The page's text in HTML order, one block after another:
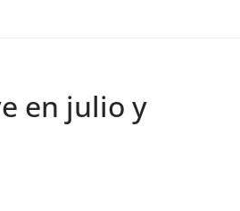
en julio y